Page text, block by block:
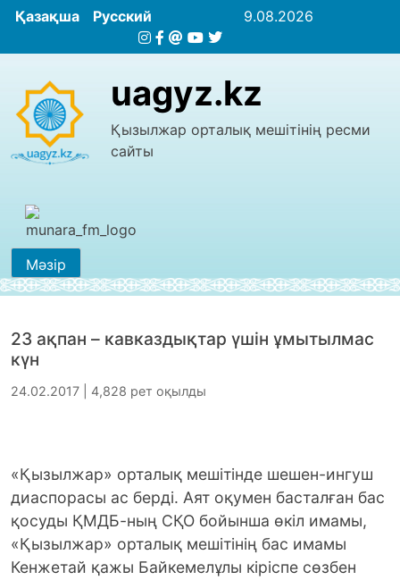
Қазақша Русский 9.08.2026
uagyz.kz
Қызылжар орталық мешітінің ресми
сайты
Мәзір
23 ақпан – кавказдықтар үшін ұмытылмас
күн
24.02.2017 | 4,828 рет оқылды
«Қызылжар» орталық мешітінде шешен-ингуш
диаспорасы ас берді. Аят оқумен басталған бас
қосуды ҚМДБ-ның СҚО бойынша өкіл имамы,
«Қызылжар» орталық мешітінің бас имамы
Кенжетай қажы Байкемелұлы кіріспе сөзбен